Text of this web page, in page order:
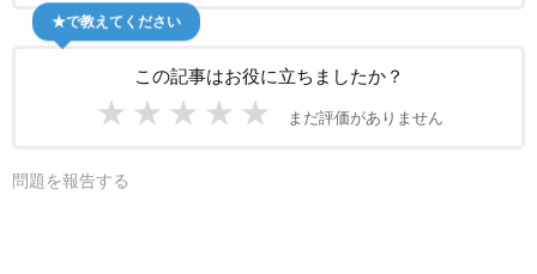
この記事はお役に立ちましたか？
★ ★ ★ ★ ★ まだ評価がありません
★で教えてください
問題を報告する